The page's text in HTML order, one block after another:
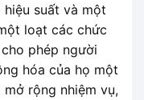
suất và một
loạt các chức
phép người
hóa của họ một
rộng nhiệm vụ,